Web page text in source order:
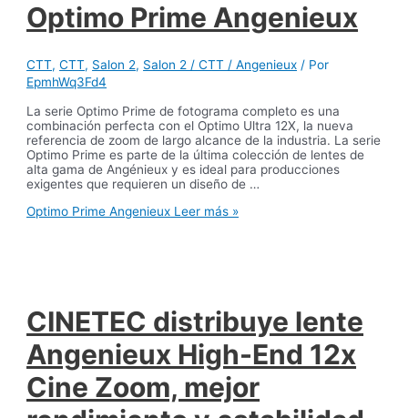
Optimo Prime Angenieux
CTT,CTT, Salon 2, Salon 2 / CTT / Angenieux / Por
EpmhWq3Fd4
La serie Optimo Prime de fotograma completo es una
combinación perfecta con el Optimo Ultra 12X, la nueva
referencia de zoom de largo alcance de la industria. La serie
Optimo Prime es parte de la última colección de lentes de
alta gama de Angénieux y es ideal para producciones
exigentes que requieren un diseño de …
Optimo Prime Angenieux Leer más »
CINETEC distribuye lente
Angenieux High-End 12x
Cine Zoom, mejor